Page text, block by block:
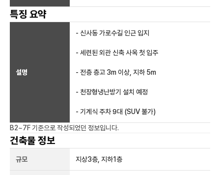
특징 요약
설명
- 신사동 가로수길 인근 입지
- 세련된 외관 신축 사옥 첫 입주
- 전층 층고 3m 이상, 지하 5m
- 천장형냉난방기 설치 예정
- 기계식 주차 9대 (SUV 불가)
B2~7F 기준으로 작성되었던 정보입니다.
건축물 정보
규모 지상3층, 지하1층